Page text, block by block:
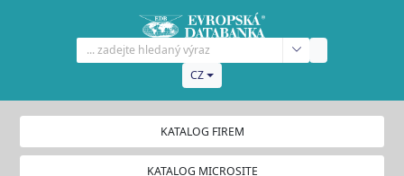
CZ
KATALOG FIREM
KATALOG MICROSITE